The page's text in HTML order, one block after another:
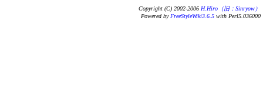
Copyright (C) 2002-2006 H.Hiro（旧：Sinryow）
Powered by FreeStyleWiki3.6.5 with Perl5.036000